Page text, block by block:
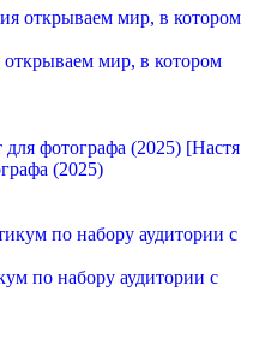
мир, в котором
[Настя
(2025)
по набору аудитории с